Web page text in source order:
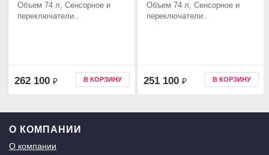
Объем 74 л, Сенсорное и
переключатели..
262 100 ₽ В КОРЗИНУ
Объем 74 л, Сенсорное и
переключатели..
251 100 ₽ В КОРЗИНУ
О КОМПАНИИ
О компании